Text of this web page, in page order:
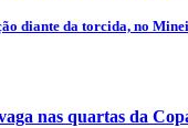
diante da torcida, no
nas quartas da